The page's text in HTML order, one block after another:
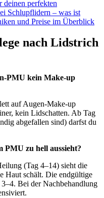
deinen perfekten
Schlupflidern – was ist
und Preise im Überblick
nach Lidstrich
PMU kein Make-up
auf Augen-Make-up
kein Lidschatten. Ab Tag
abgefallen sind) darfst du
PMU zu hell aussieht?
(Tag 4–14) sieht die
Haut schält. Die endgültige
Bei der Nachbehandlung